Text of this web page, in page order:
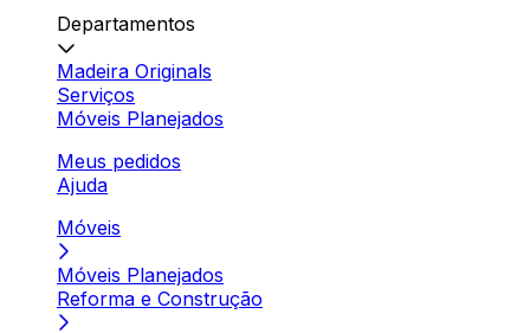
Departamentos
Madeira Originals
Serviços
Móveis Planejados
Meus pedidos
Ajuda
Móveis
Móveis Planejados
Reforma e Construção